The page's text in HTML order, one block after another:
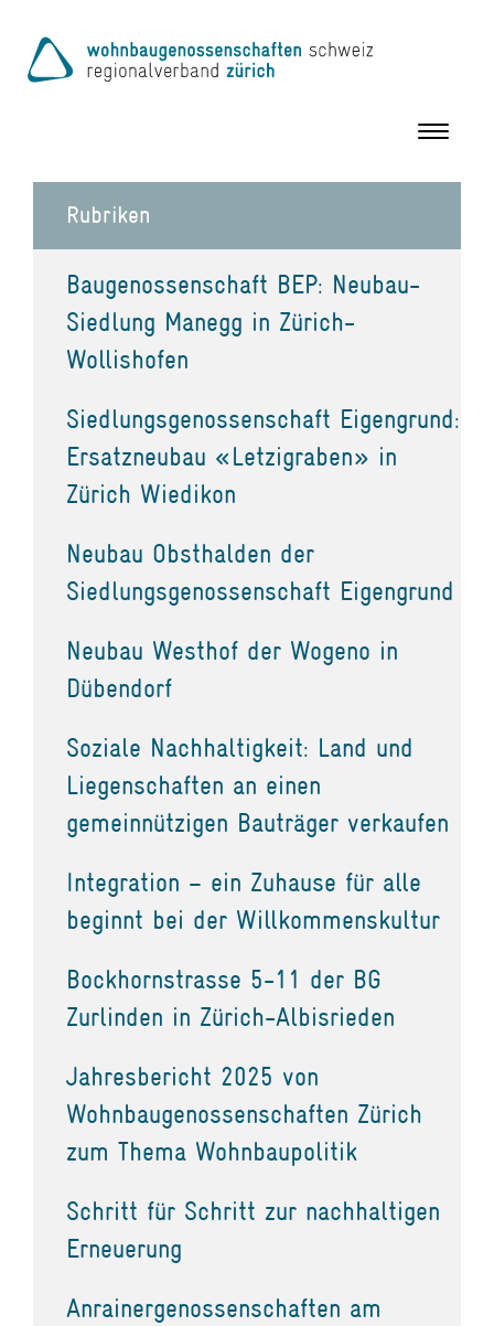
Toggle
Rubriken
Baugenossenschaft BEP: Neubau-
Siedlung Manegg in Zürich-
Wollishofen
Siedlungsgenossenschaft Eigengrund:
Ersatzneubau «Letzigraben» in
Zürich Wiedikon
Neubau Obsthalden der
Siedlungsgenossenschaft Eigengrund
Neubau Westhof der Wogeno in
Dübendorf
Soziale Nachhaltigkeit: Land und
Liegenschaften an einen
gemeinnützigen Bauträger verkaufen
Integration – ein Zuhause für alle
beginnt bei der Willkommenskultur
Bockhornstrasse 5-11 der BG
Zurlinden in Zürich-Albisrieden
Jahresbericht 2025 von
Wohnbaugenossenschaften Zürich
zum Thema Wohnbaupolitik
Schritt für Schritt zur nachhaltigen
Erneuerung
Anrainergenossenschaften am